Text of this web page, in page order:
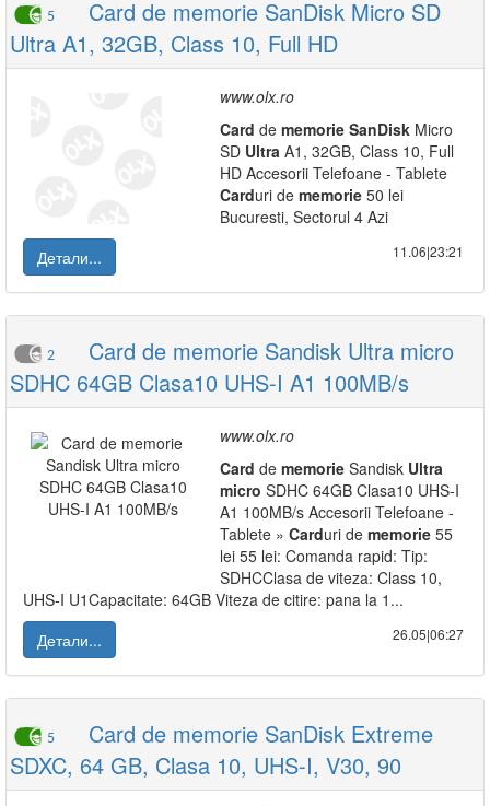
5
Card de memorie SanDisk Micro SD
Ultra A1, 32GB, Class 10, Full HD
www.olx.ro
Card de memorie SanDisk Micro
SD Ultra A1, 32GB, Class 10, Full
HD Accesorii Telefoane - Tablete
Carduri de memorie 50 lei
Bucuresti, Sectorul 4 Azi
Детали...
11.06|23:21
2
Card de memorie Sandisk Ultra micro
SDHC 64GB Clasa10 UHS-I A1 100MB/s
www.olx.ro
Card de memorie Sandisk Ultra
micro SDHC 64GB Clasa10 UHS-I
A1 100MB/s Accesorii Telefoane -
Tablete » Carduri de memorie 55
lei 55 lei: Comanda rapid: Tip:
SDHCClasa de viteza: Class 10,
UHS-I U1Capacitate: 64GB Viteza de citire: pana la 1...
Детали...
26.05|06:27
5
Card de memorie SanDisk Extreme
SDXC, 64 GB, Clasa 10, UHS-I, V30, 90